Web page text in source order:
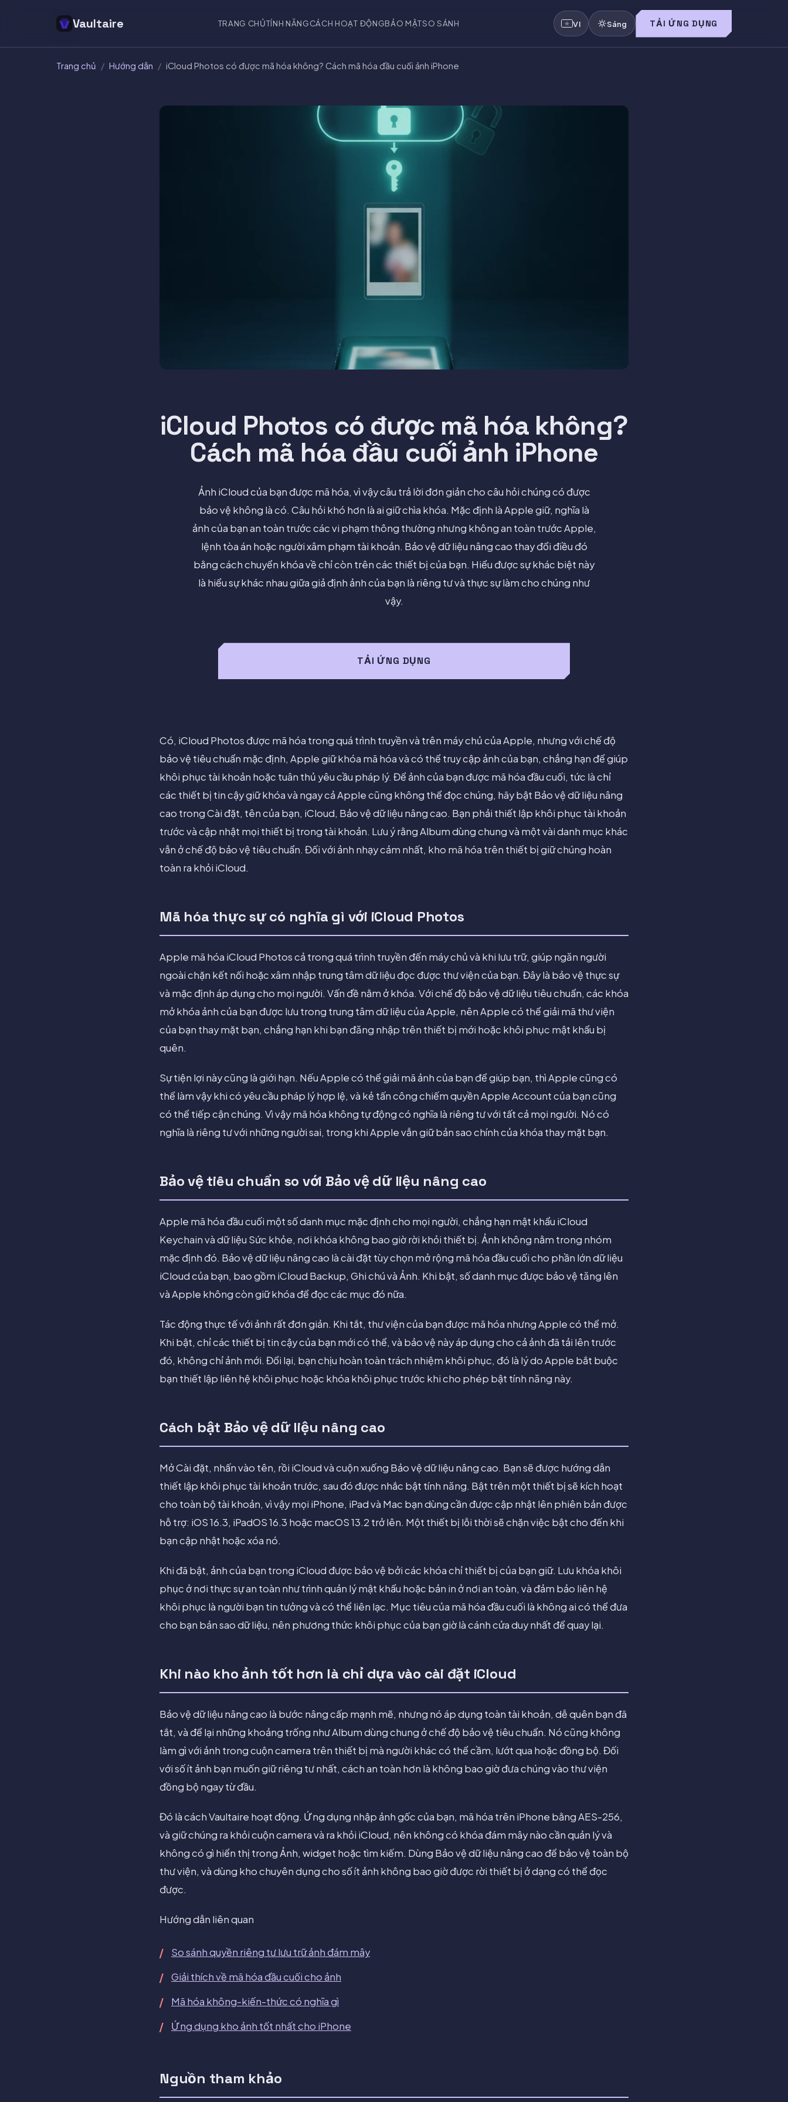
Vaultaire TRANG CHỦTÍNH NĂNGCÁCH HOẠT ĐỘNGBẢO MẬTSO SÁNH VI Sáng TẢI ỨNG DỤNG
Trang chủ / Hướng dẫn / iCloud Photos có được mã hóa không? Cách mã hóa đầu cuối ảnh iPhone
iCloud Photos có được mã hóa không?
Cách mã hóa đầu cuối ảnh iPhone
Ảnh iCloud của bạn được mã hóa, vì vậy câu trả lời đơn giản cho câu hỏi chúng có được
bảo vệ không là có. Câu hỏi khó hơn là ai giữ chìa khóa. Mặc định là Apple giữ, nghĩa là
ảnh của bạn an toàn trước các vi phạm thông thường nhưng không an toàn trước Apple,
lệnh tòa án hoặc người xâm phạm tài khoản. Bảo vệ dữ liệu nâng cao thay đổi điều đó
bằng cách chuyển khóa về chỉ còn trên các thiết bị của bạn. Hiểu được sự khác biệt này
là hiểu sự khác nhau giữa giả định ảnh của bạn là riêng tư và thực sự làm cho chúng như
vậy.
TẢI ỨNG DỤNG
Có, iCloud Photos được mã hóa trong quá trình truyền và trên máy chủ của Apple, nhưng với chế độ
bảo vệ tiêu chuẩn mặc định, Apple giữ khóa mã hóa và có thể truy cập ảnh của bạn, chẳng hạn để giúp
khôi phục tài khoản hoặc tuân thủ yêu cầu pháp lý. Để ảnh của bạn được mã hóa đầu cuối, tức là chỉ
các thiết bị tin cậy giữ khóa và ngay cả Apple cũng không thể đọc chúng, hãy bật Bảo vệ dữ liệu nâng
cao trong Cài đặt, tên của bạn, iCloud, Bảo vệ dữ liệu nâng cao. Bạn phải thiết lập khôi phục tài khoản
trước và cập nhật mọi thiết bị trong tài khoản. Lưu ý rằng Album dùng chung và một vài danh mục khác
vẫn ở chế độ bảo vệ tiêu chuẩn. Đối với ảnh nhạy cảm nhất, kho mã hóa trên thiết bị giữ chúng hoàn
toàn ra khỏi iCloud.
Mã hóa thực sự có nghĩa gì với iCloud Photos
Apple mã hóa iCloud Photos cả trong quá trình truyền đến máy chủ và khi lưu trữ, giúp ngăn người
ngoài chặn kết nối hoặc xâm nhập trung tâm dữ liệu đọc được thư viện của bạn. Đây là bảo vệ thực sự
và mặc định áp dụng cho mọi người. Vấn đề nằm ở khóa. Với chế độ bảo vệ dữ liệu tiêu chuẩn, các khóa
mở khóa ảnh của bạn được lưu trong trung tâm dữ liệu của Apple, nên Apple có thể giải mã thư viện
của bạn thay mặt bạn, chẳng hạn khi bạn đăng nhập trên thiết bị mới hoặc khôi phục mật khẩu bị
quên.
Sự tiện lợi này cũng là giới hạn. Nếu Apple có thể giải mã ảnh của bạn để giúp bạn, thì Apple cũng có
thể làm vậy khi có yêu cầu pháp lý hợp lệ, và kẻ tấn công chiếm quyền Apple Account của bạn cũng
có thể tiếp cận chúng. Vì vậy mã hóa không tự động có nghĩa là riêng tư với tất cả mọi người. Nó có
nghĩa là riêng tư với những người sai, trong khi Apple vẫn giữ bản sao chính của khóa thay mặt bạn.
Bảo vệ tiêu chuẩn so với Bảo vệ dữ liệu nâng cao
Apple mã hóa đầu cuối một số danh mục mặc định cho mọi người, chẳng hạn mật khẩu iCloud
Keychain và dữ liệu Sức khỏe, nơi khóa không bao giờ rời khỏi thiết bị. Ảnh không nằm trong nhóm
mặc định đó. Bảo vệ dữ liệu nâng cao là cài đặt tùy chọn mở rộng mã hóa đầu cuối cho phần lớn dữ liệu
iCloud của bạn, bao gồm iCloud Backup, Ghi chú và Ảnh. Khi bật, số danh mục được bảo vệ tăng lên
và Apple không còn giữ khóa để đọc các mục đó nữa.
Tác động thực tế với ảnh rất đơn giản. Khi tắt, thư viện của bạn được mã hóa nhưng Apple có thể mở.
Khi bật, chỉ các thiết bị tin cậy của bạn mới có thể, và bảo vệ này áp dụng cho cả ảnh đã tải lên trước
đó, không chỉ ảnh mới. Đổi lại, bạn chịu hoàn toàn trách nhiệm khôi phục, đó là lý do Apple bắt buộc
bạn thiết lập liên hệ khôi phục hoặc khóa khôi phục trước khi cho phép bật tính năng này.
Cách bật Bảo vệ dữ liệu nâng cao
Mở Cài đặt, nhấn vào tên, rồi iCloud và cuộn xuống Bảo vệ dữ liệu nâng cao. Bạn sẽ được hướng dẫn
thiết lập khôi phục tài khoản trước, sau đó được nhắc bật tính năng. Bật trên một thiết bị sẽ kích hoạt
cho toàn bộ tài khoản, vì vậy mọi iPhone, iPad và Mac bạn dùng cần được cập nhật lên phiên bản được
hỗ trợ: iOS 16.3, iPadOS 16.3 hoặc macOS 13.2 trở lên. Một thiết bị lỗi thời sẽ chặn việc bật cho đến khi
bạn cập nhật hoặc xóa nó.
Khi đã bật, ảnh của bạn trong iCloud được bảo vệ bởi các khóa chỉ thiết bị của bạn giữ. Lưu khóa khôi
phục ở nơi thực sự an toàn như trình quản lý mật khẩu hoặc bản in ở nơi an toàn, và đảm bảo liên hệ
khôi phục là người bạn tin tưởng và có thể liên lạc. Mục tiêu của mã hóa đầu cuối là không ai có thể đưa
cho bạn bản sao dữ liệu, nên phương thức khôi phục của bạn giờ là cánh cửa duy nhất để quay lại.
Khi nào kho ảnh tốt hơn là chỉ dựa vào cài đặt iCloud
Bảo vệ dữ liệu nâng cao là bước nâng cấp mạnh mẽ, nhưng nó áp dụng toàn tài khoản, dễ quên bạn đã
tắt, và để lại những khoảng trống như Album dùng chung ở chế độ bảo vệ tiêu chuẩn. Nó cũng không
làm gì với ảnh trong cuộn camera trên thiết bị mà người khác có thể cầm, lướt qua hoặc đồng bộ. Đối
với số ít ảnh bạn muốn giữ riêng tư nhất, cách an toàn hơn là không bao giờ đưa chúng vào thư viện
đồng bộ ngay từ đầu.
Đó là cách Vaultaire hoạt động. Ứng dụng nhập ảnh gốc của bạn, mã hóa trên iPhone bằng AES-256,
và giữ chúng ra khỏi cuộn camera và ra khỏi iCloud, nên không có khóa đám mây nào cần quản lý và
không có gì hiển thị trong Ảnh, widget hoặc tìm kiếm. Dùng Bảo vệ dữ liệu nâng cao để bảo vệ toàn bộ
thư viện, và dùng kho chuyên dụng cho số ít ảnh không bao giờ được rời thiết bị ở dạng có thể đọc
được.
Hướng dẫn liên quan
So sánh quyền riêng tư lưu trữ ảnh đám mây
Giải thích về mã hóa đầu cuối cho ảnh
Mã hóa không-kiến-thức có nghĩa gì
Ứng dụng kho ảnh tốt nhất cho iPhone
Nguồn tham khảo